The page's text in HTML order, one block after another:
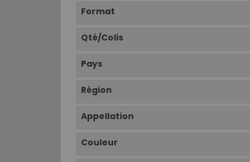
Format
Qté/Colis
Pays
Région
Appellation
Couleur